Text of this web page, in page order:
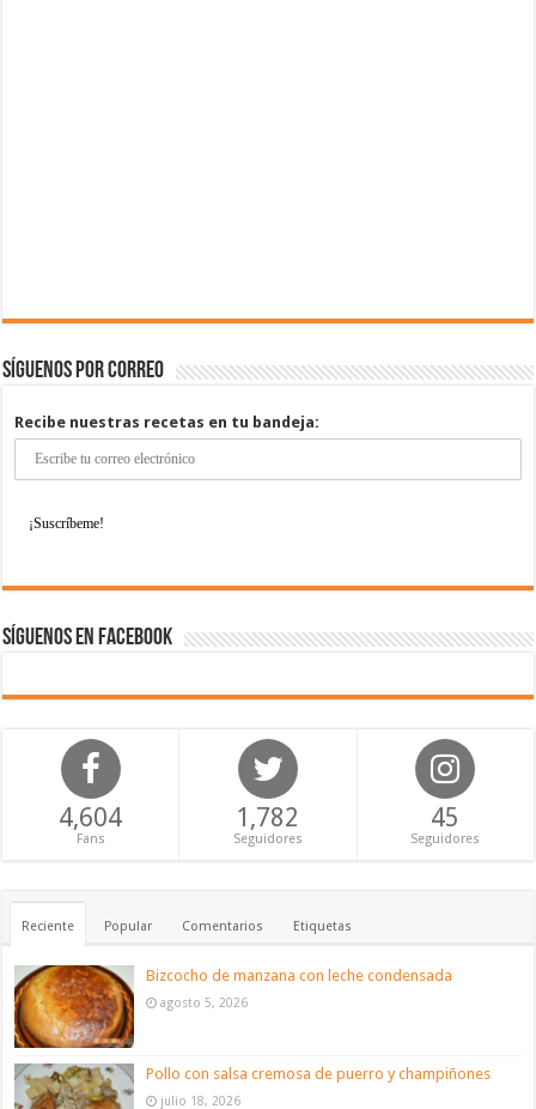
Síguenos por correo
Recibe nuestras recetas en tu bandeja:
Síguenos en Facebook
4,604
Fans
1,782
Seguidores
45
Seguidores
Reciente Popular Comentarios Etiquetas
Bizcocho de manzana con leche condensada
agosto 5, 2026
Pollo con salsa cremosa de puerro y champiñones
julio 18, 2026